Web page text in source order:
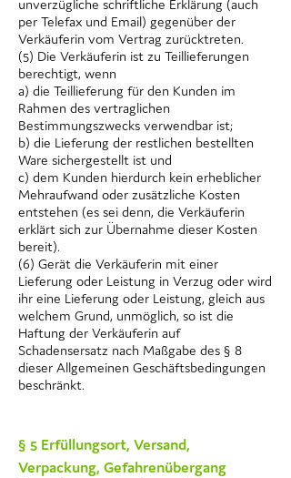
unverzügliche schriftliche Erklärung (auch
per Telefax und Email) gegenüber der
Verkäuferin vom Vertrag zurücktreten.
(5) Die Verkäuferin ist zu Teillieferungen
berechtigt, wenn
a) die Teillieferung für den Kunden im
Rahmen des vertraglichen
Bestimmungszwecks verwendbar ist;
b) die Lieferung der restlichen bestellten
Ware sichergestellt ist und
c) dem Kunden hierdurch kein erheblicher
Mehraufwand oder zusätzliche Kosten
entstehen (es sei denn, die Verkäuferin
erklärt sich zur Übernahme dieser Kosten
bereit).
(6) Gerät die Verkäuferin mit einer
Lieferung oder Leistung in Verzug oder wird
ihr eine Lieferung oder Leistung, gleich aus
welchem Grund, unmöglich, so ist die
Haftung der Verkäuferin auf
Schadensersatz nach Maßgabe des § 8
dieser Allgemeinen Geschäftsbedingungen
beschränkt.
§ 5 Erfüllungsort, Versand,
Verpackung, Gefahrenübergang